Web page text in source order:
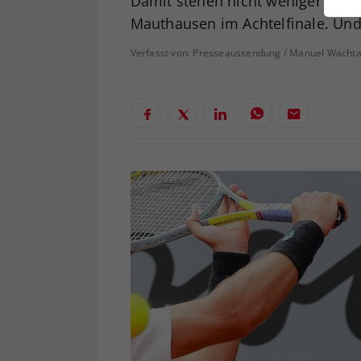
Mauthausen im Achtelfinale.
Verfasst von: Presseaussendung / Manuel